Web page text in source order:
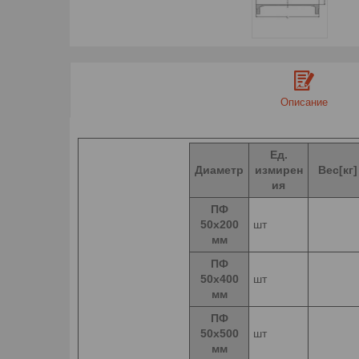
Описание
Диаметр
Ед.
измирен
ия
Вес[кг]
ПФ
50х200
мм
шт
ПФ
50х400
мм
шт
ПФ
50х500
мм
шт